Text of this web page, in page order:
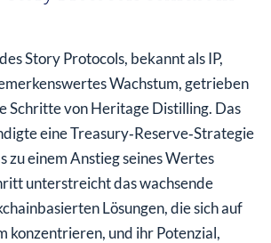
Story Protocols, bekannt als IP,
Wachstum, getrieben
Schritte von Heritage Distilling. Das
eine Treasury‑Reserve‑Strategie
zu einem Anstieg seines Wertes
unterstreicht das wachsende
Lösungen, die sich auf
konzentrieren, und ihr Potenzial,